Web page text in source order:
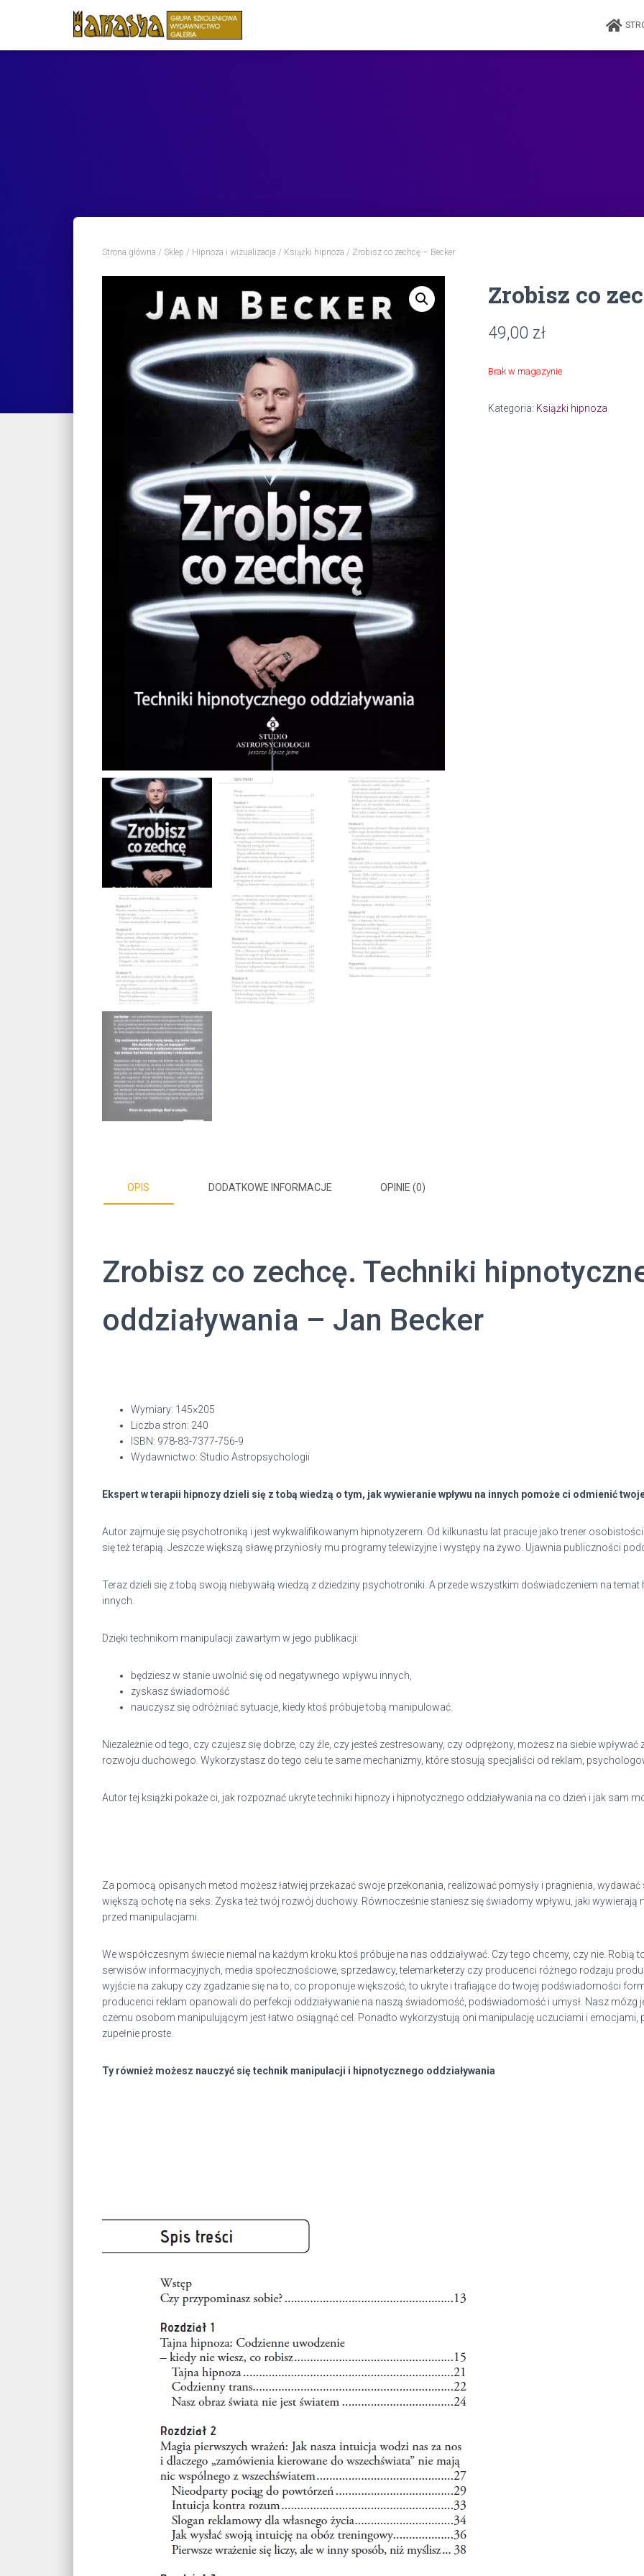
Strona główna / Sklep / Hipnoza i wizualizacja / Książki hipnoza / Zrobisz co zechcę – Becker
Zrobisz co
49,00 zł
Brak w magazynie
Kategoria: Książki hipnoza
OPIS DODATKOWE INFORMACJE OPINIE (0)
Zrobisz co zechcę. Techniki
oddziaływania – Jan Becker
Wymiary: 145×205
Liczba stron: 240
ISBN: 978-83-7377-756-9
Wydawnictwo: Studio Astropsychologii
Ekspert w terapii hipnozy dzieli się z tobą wiedzą o tym, jak wywieranie wpływu na innych pomoże ci odmienić
Autor zajmuje się psychotroniką i jest wykwalifikowanym hipnotyzerem. Od kilkunastu lat pracuje jako trener
się też terapią. Jeszcze większą sławę przyniosły mu programy telewizyjne i występy na żywo. Ujawnia publiczności
Teraz dzieli się z tobą swoją niebywałą wiedzą z dziedziny psychotroniki. A przede wszystkim doświadczeniem na
innych.
Dzięki technikom manipulacji zawartym w jego publikacji:
będziesz w stanie uwolnić się od negatywnego wpływu innych,
zyskasz świadomość
nauczysz się odróżniać sytuacje, kiedy ktoś próbuje tobą manipulować.
Niezależnie od tego, czy czujesz się dobrze, czy źle, czy jesteś zestresowany, czy odprężony, możesz na siebie
rozwoju duchowego. Wykorzystasz do tego celu te same mechanizmy, które stosują specjaliści od reklam,
Autor tej książki pokaże ci, jak rozpoznać ukryte techniki hipnozy i hipnotycznego oddziaływania na co dzień i jak sam
Za pomocą opisanych metod możesz łatwiej przekazać swoje przekonania, realizować pomysły i pragnienia,
większą ochotę na seks. Zyska też twój rozwój duchowy. Równocześnie staniesz się świadomy wpływu, jaki wywierają
przed manipulacjami.
We współczesnym świecie niemal na każdym kroku ktoś próbuje na nas oddziaływać. Czy tego chcemy, czy nie.
serwisów informacyjnych, media społecznościowe, sprzedawcy, telemarketerzy czy producenci różnego rodzaju
wyjście na zakupy czy zgadzanie się na to, co proponuje większość, to ukryte i trafiające do twojej podświadomości
producenci reklam opanowali do perfekcji oddziaływanie na naszą świadomość, podświadomość i umysł. Nasz mózg
czemu osobom manipulującym jest łatwo osiągnąć cel. Ponadto wykorzystują oni manipulację uczuciami i emocjami,
zupełnie proste.
Ty również możesz nauczyć się technik manipulacji i hipnotycznego oddziaływania